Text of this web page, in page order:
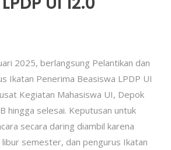
2025, berlangsung Pelantikan dan
Ikatan Penerima Beasiswa LPDP UI
Kegiatan Mahasiswa UI, Depok
hingga selesai. Keputusan untuk
secara daring diambil karena
semester, dan pengurus Ikatan